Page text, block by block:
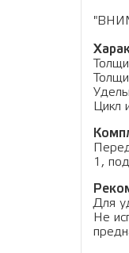
Цикл
1,
Для
Не